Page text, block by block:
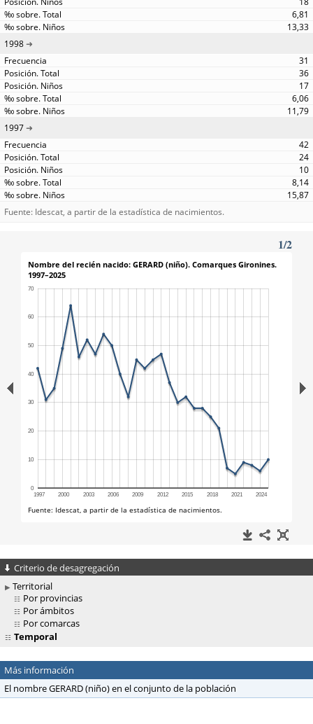
6,81
13,33
1998
31
36
17
6,06
11,79
1997
42
24
10
8,14
15,87
Fuente: Idescat, a partir de la estadística de nacimientos.
Criterio de desagregación
Territorial
Por provincias
Por ámbitos
Por comarcas
Temporal
Más información
El nombre GERARD (niño) en el conjunto de la población